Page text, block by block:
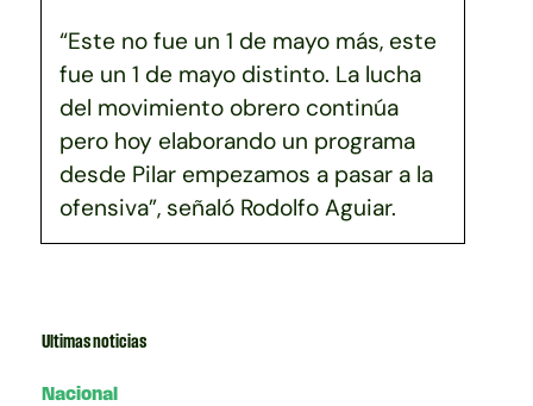
“Este no fue un 1 de mayo más, este
fue un 1 de mayo distinto. La lucha
del movimiento obrero continúa
pero hoy elaborando un programa
desde Pilar empezamos a pasar a la
ofensiva”, señaló Rodolfo Aguiar.
Ultimas noticias
Nacional